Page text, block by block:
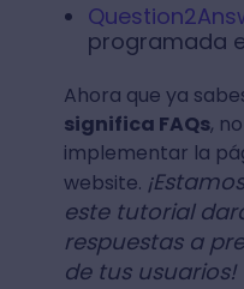
programada
Ahora que ya
significa FAQs,
implementar la
website.
este tutorial
respuestas a
de tus usuarios!